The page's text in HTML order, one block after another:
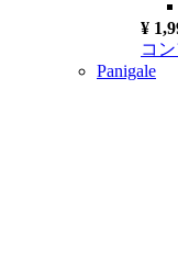
¥
コ
Panigale